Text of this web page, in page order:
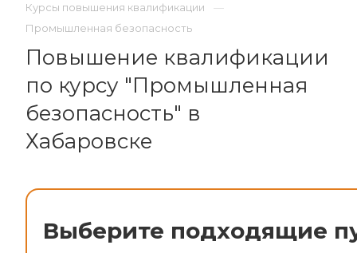
Курсы повышения квалификации
Промышленная безопасность
Повышение квалификации
по курсу "Промышленная
безопасность" в
Хабаровске
Выберите подходящие